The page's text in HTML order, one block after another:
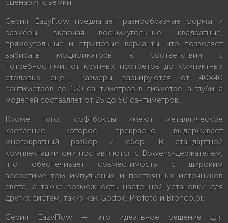
сценария съемки.
Серия EazyFlow предлагает разнообразные формы и
размеры, включая восьмиугольные, квадратные,
прямоугольные и стриповые варианты, что позволяет
выбирать модификаторы в соответствии с
потребностями, от крупных портретов до компактных
столовых сцен. Размеры варьируются от 40×40
сантиметров до 150 сантиметров в диаметре, а глубина
моделей составляет от 25 до 50 сантиметров.
Кроме того, софтбоксы имеют металлическое
крепление, которое прекрасно выдерживает
многократный разбор и сбор. В стандартной
комплектации они поставляются с Bowens-держателем,
что обеспечивает совместимость с широким
ассортиментом импульсных и постоянных источников
света, а также возможность настенной установки для
других систем, таких как Godox, Profoto и Broncolor.
Серия EazyFlow — это идеальное решение для